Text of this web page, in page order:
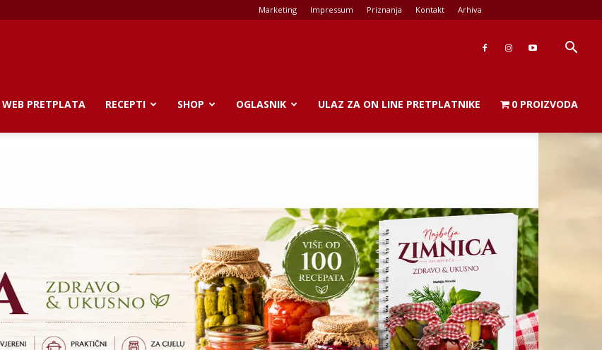
Marketing Impressum Priznanja Kontakt Arhiva
WEB PRETPLATA RECEPTI SHOP OGLASNIK ULAZ ZA ON LINE PRETPLATNIKE 0 PROIZVODA